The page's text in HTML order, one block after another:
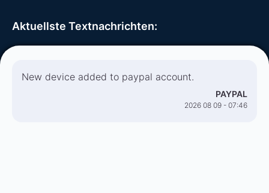
Aktuellste Textnachrichten:
New device added to paypal account.
PAYPAL
2026 08 09 - 07:46